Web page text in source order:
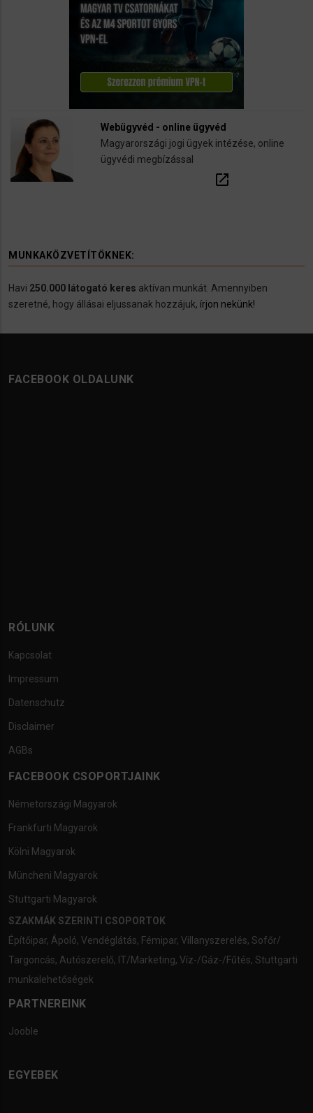
Webügyvéd - online ügyvéd
Magyarországi jogi ügyek intézése, online
ügyvédi megbízással
open_in_new
MUNKAKÖZVETÍTÖKNEK:
Havi 250.000 látogató keres aktívan munkát. Amennyiben
szeretné, hogy állásai eljussanak hozzájuk, írjon nekünk!
FACEBOOK OLDALUNK
RÓLUNK
Kapcsolat
Impressum
Datenschutz
Disclaimer
AGBs
FACEBOOK CSOPORTJAINK
Németországi Magyarok
Frankfurti Magyarok
Kölni Magyarok
Müncheni Magyarok
Stuttgarti Magyarok
SZAKMÁK SZERINTI CSOPORTOK
Építőipar, Ápoló, Vendéglátás, Fémipar, Villanyszerelés, Sofőr/
Targoncás, Autószerelő, IT/Marketing, Víz-/Gáz-/Fűtés, Stuttgarti
munkalehetőségek
PARTNEREINK
Jooble
EGYEBEK